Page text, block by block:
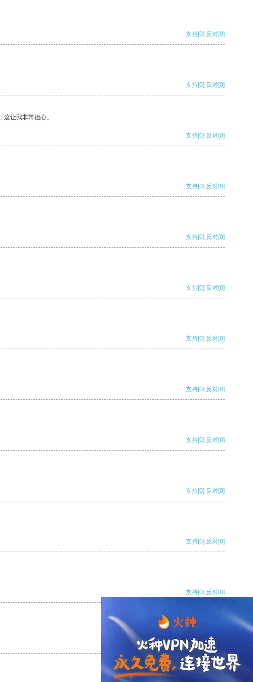
支持[0] 反对[0]
支持[0] 反对[0]
让我非常担心。
支持[0] 反对[0]
支持[0] 反对[0]
支持[0] 反对[0]
支持[0] 反对[0]
支持[0] 反对[0]
支持[0] 反对[0]
支持[0] 反对[0]
支持[0] 反对[0]
支持[0] 反对[0]
支持[0] 反对[0]
支持[0] 反对